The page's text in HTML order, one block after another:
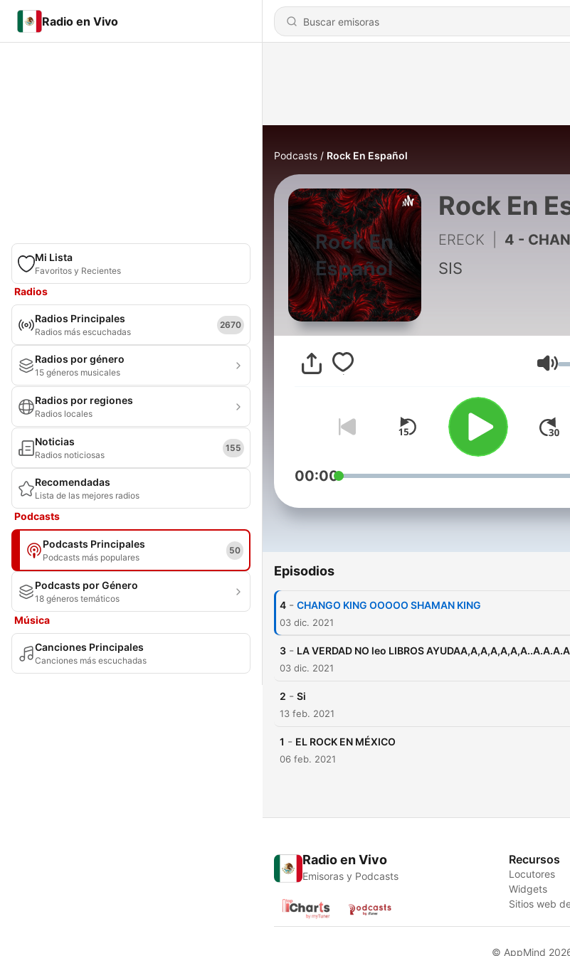
Radio en Vivo
Mi Lista
Favoritos y Recientes
Radios
Radios Principales
Radios más escuchadas
2670
Radios por género
15 géneros musicales
Radios por regiones
Radios locales
Noticias
Radios noticiosas
155
Recomendadas
Lista de las mejores radios
Podcasts
Podcasts Principales
Podcasts más populares
50
Podcasts por Género
18 géneros temáticos
Música
Canciones Principales
Canciones más escuchadas
Podcasts Rock En Español
Rock En
ERECK 4 - CHANGO KING
SIS
00:00
Episodios
4 - CHANGO KING OOOOO SHAMAN KING
03 dic. 2021
3 - LA VERDAD NO leo LIBROS
03 dic. 2021
2 - Si
13 feb. 2021
1 - EL ROCK EN MÉXICO
06 feb. 2021
Radio en Vivo
Emisoras y Podcasts
Recursos
Locutores
Widgets
Sitios web
© AppMind